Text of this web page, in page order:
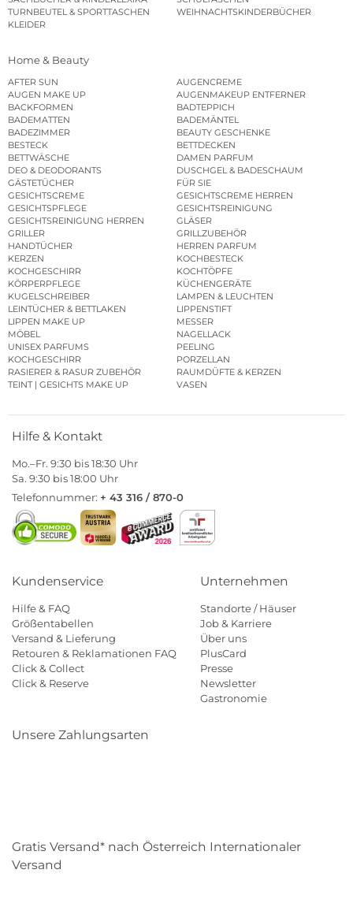
TURNBEUTEL & SPORTTASCHEN
WEIHNACHTSKINDERBÜCHER
KLEIDER
Home & Beauty
AFTER SUN
AUGENCREME
AUGEN MAKE UP
AUGENMAKEUP ENTFERNER
BACKFORMEN
BADTEPPICH
BADEMATTEN
BADEMÄNTEL
BADEZIMMER
BEAUTY GESCHENKE
BESTECK
BETTDECKEN
BETTWÄSCHE
DAMEN PARFUM
DEO & DEODORANTS
DUSCHGEL & BADESCHAUM
GÄSTETÜCHER
FÜR SIE
GESICHTSCREME
GESICHTSCREME HERREN
GESICHTSPFLEGE
GESICHTSREINIGUNG
GESICHTSREINIGUNG HERREN
GLÄSER
GRILLER
GRILLZUBEHÖR
HANDTÜCHER
HERREN PARFUM
KERZEN
KOCHBESTECK
KOCHGESCHIRR
KOCHTÖPFE
KÖRPERPFLEGE
KÜCHENGERÄTE
KUGELSCHREIBER
LAMPEN & LEUCHTEN
LEINTÜCHER & BETTLAKEN
LIPPENSTIFT
LIPPEN MAKE UP
MESSER
MÖBEL
NAGELLACK
UNISEX PARFUMS
PEELING
KOCHGESCHIRR
PORZELLAN
RASIERER & RASUR ZUBEHÖR
RAUMDÜFTE & KERZEN
TEINT | GESICHTS MAKE UP
VASEN
Hilfe & Kontakt
Mo.–Fr. 9:30 bis 18:30 Uhr
Sa. 9:30 bis 18:00 Uhr
Telefonnummer: + 43 316 / 870-0
Kundenservice
Hilfe & FAQ
Größentabellen
Versand & Lieferung
Retouren & Reklamationen FAQ
Click & Collect
Click & Reserve
Unternehmen
Standorte / Häuser
Job & Karriere
Über uns
PlusCard
Presse
Newsletter
Gastronomie
Unsere Zahlungsarten
Gratis Versand* nach Österreich Internationaler
Versand